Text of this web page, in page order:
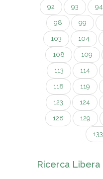
92 93 94
98 99
103 104
108 109
113 114
118 119
123 124
128 129
133
Ricerca Libera